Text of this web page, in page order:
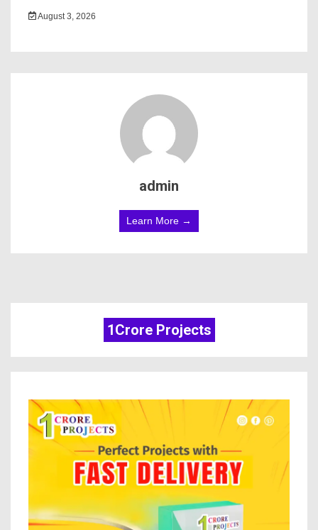
August 3, 2026
admin
Learn More →
1Crore Projects